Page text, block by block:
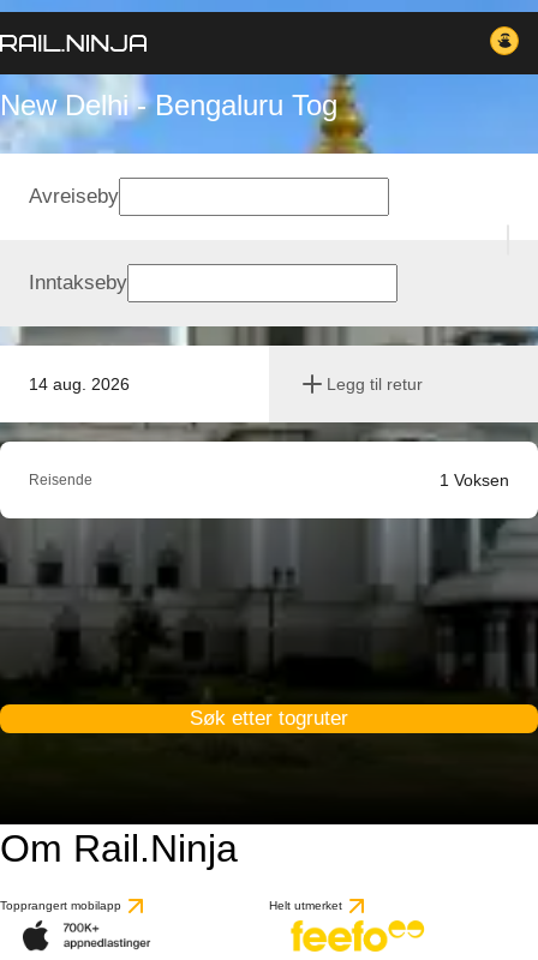
New Delhi - Bengaluru Tog
14 aug. 2026 Legg til retur
Avreiseby
Inntakseby
Reisende 1 Voksen
Søk etter togruter
Om Rail.Ninja
Topprangert mobilapp Helt utmerket basert på 1